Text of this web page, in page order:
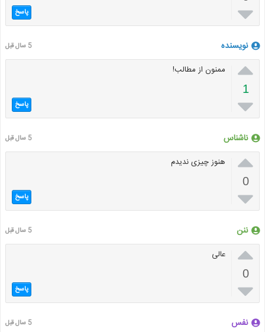
 پاسخ
نویسنده 5 سال قبل

1

ممنون از مطالب!
پاسخ
ناشناس 5 سال قبل

0

هنوز چیزی ندیدم
پاسخ
ننن 5 سال قبل

0

عالی
پاسخ
نفس 5 سال قبل